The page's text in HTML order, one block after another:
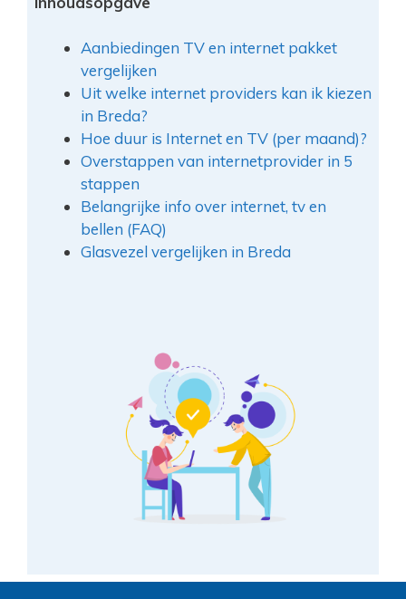
Aanbiedingen TV en internet pakket
vergelijken
Uit welke internet providers kan ik kiezen
in Breda?
Hoe duur is Internet en TV (per maand)?
Overstappen van internetprovider in 5
stappen
Belangrijke info over internet, tv en
bellen (FAQ)
Glasvezel vergelijken in Breda